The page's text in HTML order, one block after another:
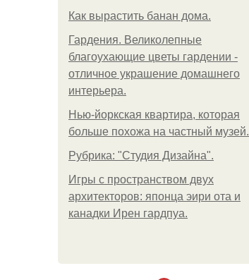
Как вырастить банан дома.
Гардения. Великолепные
благоухающие цветы гардении -
отличное украшение домашнего
интерьера.
Нью-йоркская квартира, которая
больше похожа на частный музей.
Рубрика: "Студия Дизайна".
Игры с пространством двух
архитекторов: японца эири ота и
канадки Ирен гардпуа.